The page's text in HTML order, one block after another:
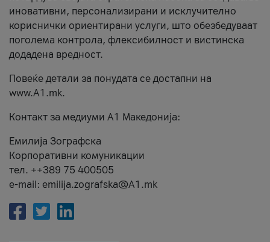
иновативни, персонализирани и исклучително
кориснички ориентирани услуги, што обезбедуваат
поголема контрола, флексибилност и вистинска
додадена вредност.
Повеќе детали за понудата се достапни на
www.А1.mk.
Контакт за медиуми А1 Македонија:
Емилија Зографска
Корпоративни комуникации
тел. ++389 75 400505
e-mail: emilija.zografska@A1.mk